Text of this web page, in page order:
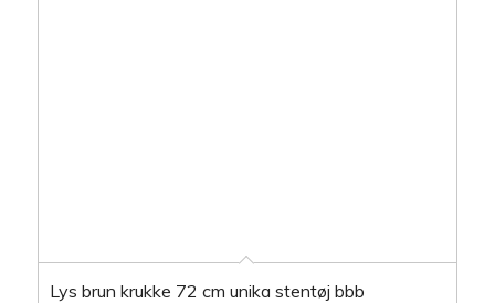
Lys brun krukke 72 cm unika stentøj bbb